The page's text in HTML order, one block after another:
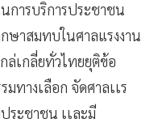
การบริการประชาชน
าสมทบในศาลแรงงาน
ล่เกลี่ยทั่วไทยยุติข้อ
ทางเลือก จัดศาลเเร
ระชาชน เเละมี